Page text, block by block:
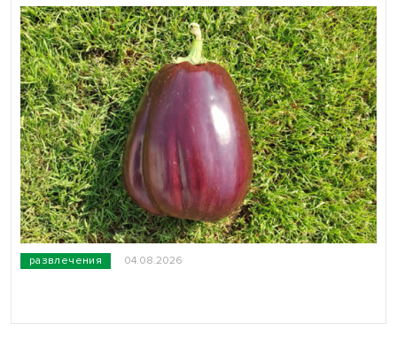
развлечения 04.08.2026